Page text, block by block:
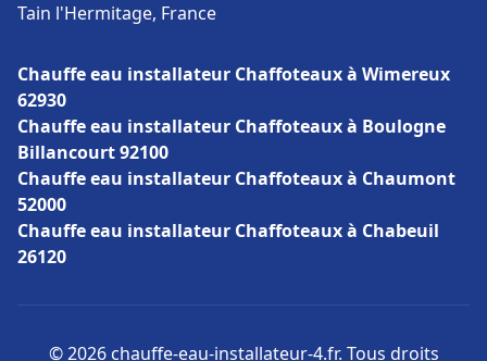
Tain l'Hermitage, France
Chauffe eau installateur Chaffoteaux à Wimereux
62930
Chauffe eau installateur Chaffoteaux à Boulogne
Billancourt 92100
Chauffe eau installateur Chaffoteaux à Chaumont
52000
Chauffe eau installateur Chaffoteaux à Chabeuil
26120
© 2026 chauffe-eau-installateur-4.fr. Tous droits